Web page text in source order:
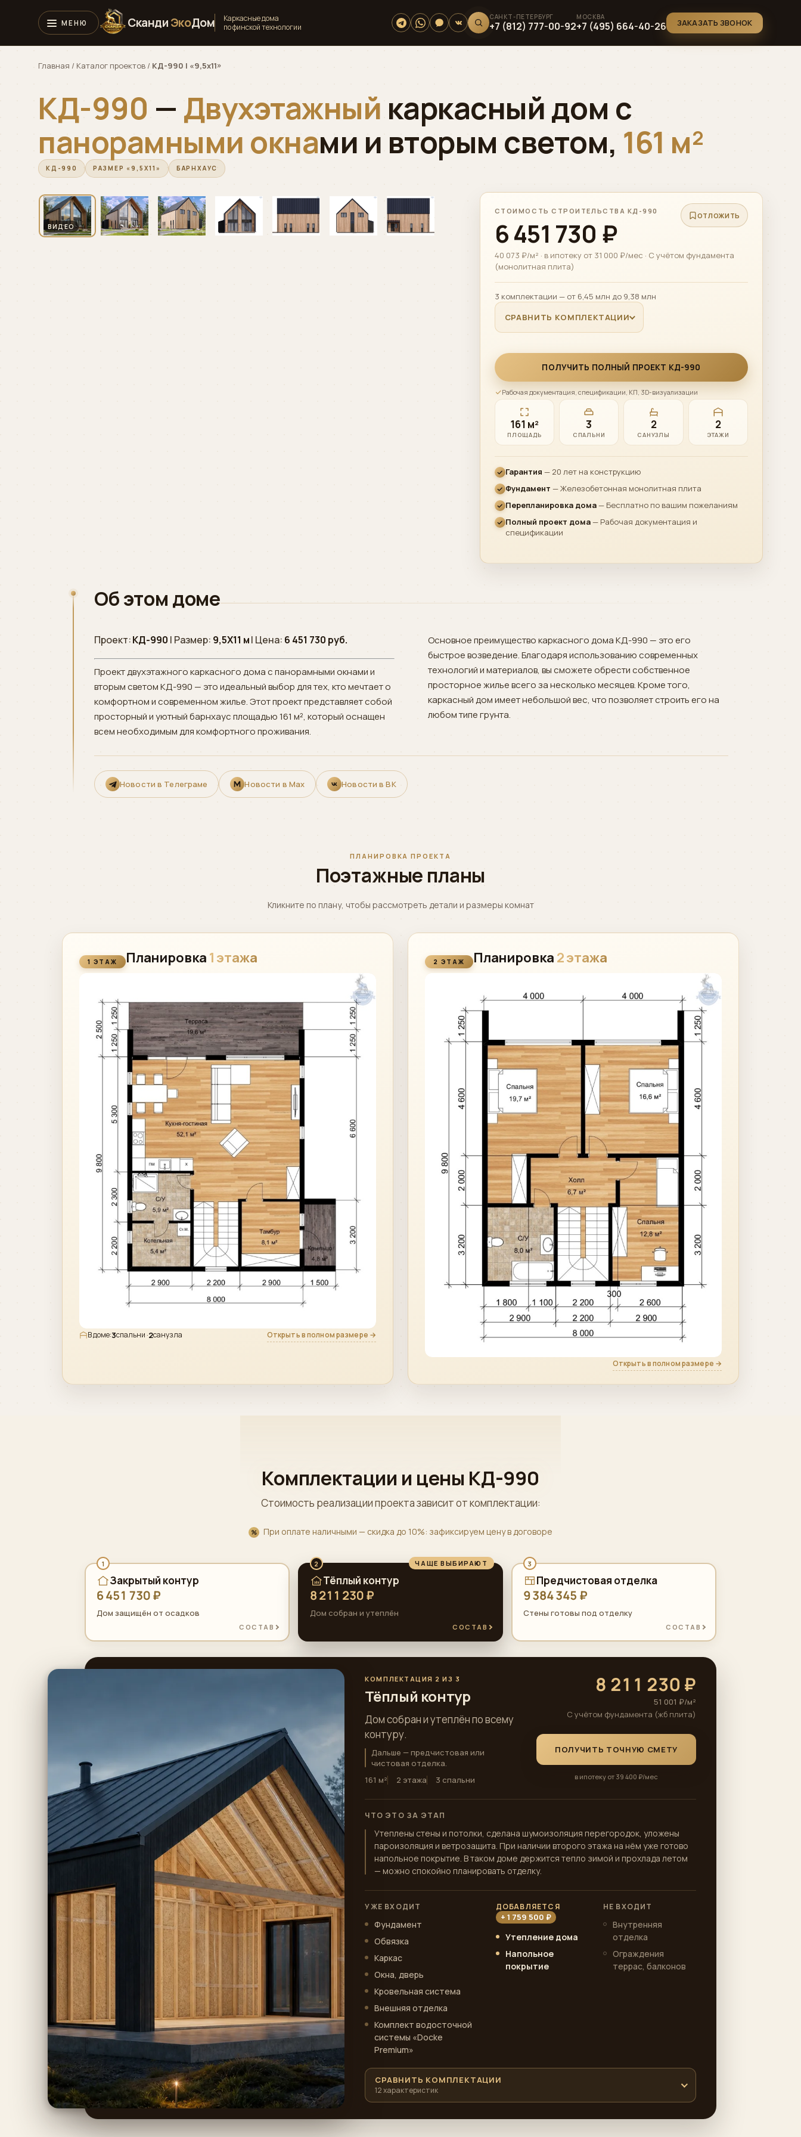
СкандиЭкоДом
Каркасные дома
по финской технологии
+7 (812) 777-00-92+7 (495) 664-40-26 ЗАКАЗАТЬ ЗВОНОК
Главная / Каталог проектов / КД-990 | «9,5х11»
КД-990 — Двухэтажный каркасный дом с
панорамными окнами и вторым светом, 161 м²
КД-990 РАЗМЕР «9,5Х11» БАРНХАУС
▶ОБЛЁТ 01 / 07
‹
▶
ВИДЕО
ОТЛОЖИТЬ
СТОИМОСТЬ СТРОИТЕЛЬСТВА КД-990
6 451 730 ₽
40 073 ₽/м² · в ипотеку от 31 000 ₽/мес · С учётом фундамента
(монолитная плита)
3 комплектации — от 6,45 млн до 9,38 млн
СРАВНИТЬ КОМПЛЕКТАЦИИ
ПОЛУЧИТЬ ПОЛНЫЙ ПРОЕКТ КД-990
Рабочая документация, спецификации, КП, 3D-визуализации
161 м²
ПЛОЩАДЬ
3
СПАЛЬНИ
2
САНУЗЛЫ
2
ЭТАЖИ
Гарантия — 20 лет на конструкцию
Фундамент — Железобетонная монолитная плита
Перепланировка дома— Бесплатно по вашим пожеланиям
Полный проект дома— Рабочая документация и
спецификации
Об этом доме
Проект:КД-990 | Размер: 9,5Х11 м| Цена: 6 451 730 руб.
Проект двухэтажного каркасного дома с панорамными окнами и
вторым светом КД-990 — это идеальный выбор для тех, кто мечтает о
комфортном и современном жилье. Этот проект представляет собой
просторный и уютный барнхаус площадью 161 м², который оснащен
всем необходимым для комфортного проживания.
Основное преимущество каркасного дома КД-990 — это его
быстрое возведение. Благодаря использованию современных
технологий и материалов, вы сможете обрести собственное
просторное жилье всего за несколько месяцев. Кроме того,
каркасный дом имеет небольшой вес, что позволяет строить его на
любом типе грунта.
Новости в Телеграме Новости в Max Новости в ВК
ПЛАНИРОВКА ПРОЕКТА
Поэтажные планы
Кликните по плану, чтобы рассмотреть детали и размеры комнат
1 ЭТАЖ Планировка 1 этажа
В доме:3спальни ·2санузла Открыть в полном размере →
2 ЭТАЖ Планировка 2 этажа
Открыть в полном размере →
Комплектации и цены КД-990
Стоимость реализации проекта зависит от комплектации:
При оплате наличными — скидка до 10%: зафиксируем цену в договоре
1
Закрытый контур
6 451 730 ₽
Дом защищён от осадков
СОСТАВ
2 ЧАЩЕ ВЫБИРАЮТ
Тёплый контур
8 211 230 ₽
Дом собран и утеплён
СОСТАВ
3
Предчистовая отделка
9 384 345 ₽
Стены готовы под отделку
СОСТАВ
КОМПЛЕКТАЦИЯ 2 ИЗ 3
Тёплый контур
Дом собран и утеплён по всему
контуру.
Дальше — предчистовая или
чистовая отделка.
161 м²
2 этажа 3 спальни
8 211 230 ₽
51 001 ₽/м²
С учётом фундамента (жб плита)
ПОЛУЧИТЬ ТОЧНУЮ СМЕТУ
в ипотеку от 39 400 ₽/мес
ЧТО ЭТО ЗА ЭТАП
Утеплены стены и потолки, сделана шумоизоляция перегородок, уложены
пароизоляция и ветрозащита. При наличии второго этажа на нём уже готово
напольное покрытие. В таком доме держится тепло зимой и прохлада летом
— можно спокойно планировать отделку.
УЖЕ ВХОДИТ
Фундамент
Обвязка
Каркас
Окна, дверь
Кровельная система
Внешняя отделка
Комплект водосточной
системы «Docke
Premium»
ДОБАВЛЯЕТСЯ
+ 1 759 500 ₽
Утепление дома
Напольное
покрытие
НЕ ВХОДИТ
Внутренняя
отделка
Ограждения
террас, балконов
СРАВНИТЬ КОМПЛЕКТАЦИИ
12 характеристик